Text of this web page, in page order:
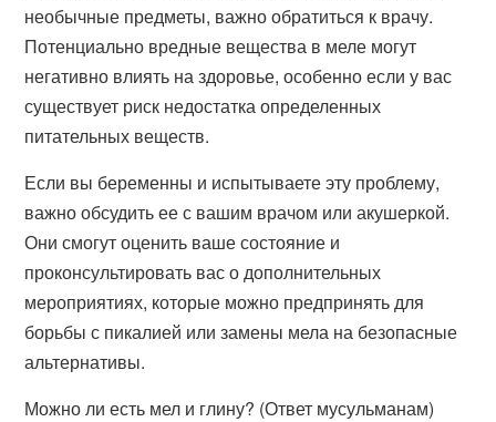
необычные предметы, важно обратиться к врачу.
Потенциально вредные вещества в меле могут
негативно влиять на здоровье, особенно если у вас
существует риск недостатка определенных
питательных веществ.
Если вы беременны и испытываете эту проблему,
важно обсудить ее с вашим врачом или акушеркой.
Они смогут оценить ваше состояние и
проконсультировать вас о дополнительных
мероприятиях, которые можно предпринять для
борьбы с пикалией или замены мела на безопасные
альтернативы.
Можно ли есть мел и глину? (Ответ мусульманам)